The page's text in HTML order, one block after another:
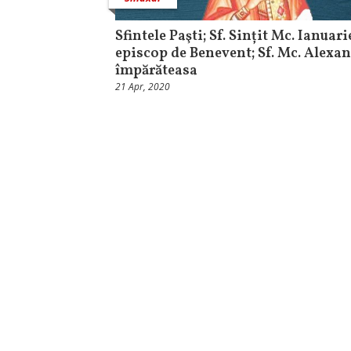
Sfintele Paşti; Sf. Sințit Mc.
episcop de Benevent; Sf. Mc.
împărăteasa
21 Apr, 2020